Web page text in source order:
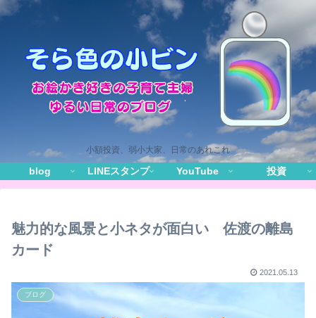
小額投資、弱小大家、日常のあれこれ
blog LINEスタンプ YouTube 投資
魅力的な風景と小ネタが面白い 佐渡の離島
カード
2021.05.13
ブログ